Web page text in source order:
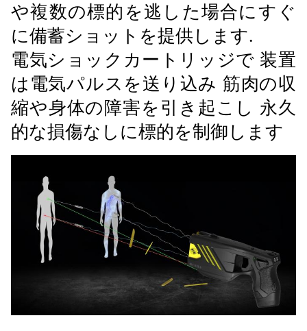
や複数の標的を逃した場合にすぐ
に備蓄ショットを提供します.
電気ショックカートリッジで 装置
は電気パルスを送り込み 筋肉の収
縮や身体の障害を引き起こし 永久
的な損傷なしに標的を制御します